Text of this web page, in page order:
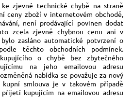
zjevné technické chybě na straně
ceny zboží v internetovém obchodě,
není prodávající povinen dodat
zcela zjevně chybnou cenu ani v
zasláno automatické potvrzení o
těchto obchodních podmínek.
o chybě bez zbytečného
na jeho emailovou adresu
nabídka se považuje za nový
smlouva je v takovém případě
kupujícím na emailovou adresu